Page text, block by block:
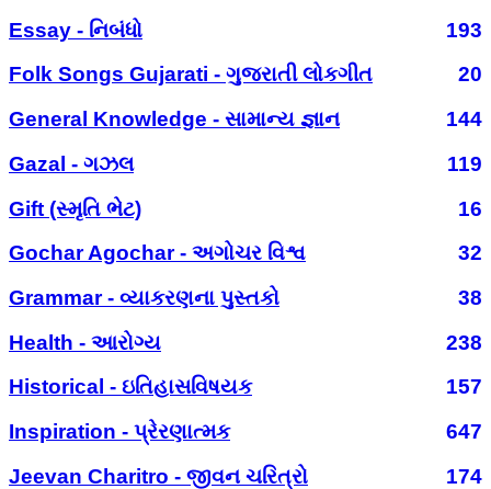
Essay - નિબંધો
193
Folk Songs Gujarati - ગુજરાતી લોકગીત
20
General Knowledge - સામાન્ય જ્ઞાન
144
Gazal - ગઝલ
119
Gift (સ્મૃતિ ભેટ)
16
Gochar Agochar - અગોચર વિશ્વ
32
Grammar - વ્યાકરણના પુસ્તકો
38
Health - આરોગ્ય
238
Historical - ઇતિહાસવિષયક
157
Inspiration - પ્રેરણાત્મક
647
Jeevan Charitro - જીવન ચરિત્રો
174